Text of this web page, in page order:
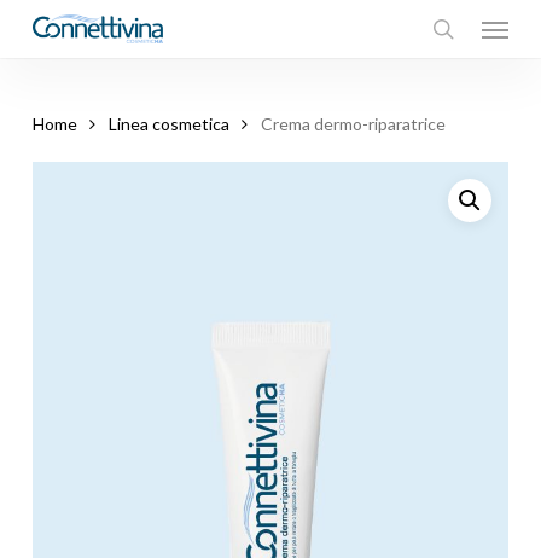
Menu
Home Linea cosmetica Crema dermo-riparatrice